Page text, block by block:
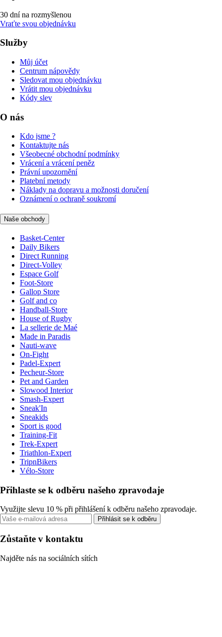
30 dní na rozmyšlenou
Vraťte svou objednávku
Služby
Můj účet
Centrum nápovědy
Sledovat mou objednávku
Vrátit mou objednávku
Kódy slev
O nás
Kdo jsme ?
Kontaktujte nás
Všeobecné obchodní podmínky
Vrácení a vrácení peněz
Právní upozornění
Platební metody
Náklady na dopravu a možnosti doručení
Oznámení o ochraně soukromí
Naše obchody
Basket-Center
Daily Bikers
Direct Running
Direct-Volley
Espace Golf
Foot-Store
Gallop Store
Golf and co
Handball-Store
House of Rugby
La sellerie de Maé
Made in Paradis
Nauti-wave
On-Fight
Padel-Expert
Pecheur-Store
Pet and Garden
Slowood Interior
Smash-Expert
Sneak'In
Sneakids
Sport is good
Training-Fit
Trek-Expert
Triathlon-Expert
TripnBikers
Vélo-Store
Přihlaste se k odběru našeho zpravodaje
Využijte slevu 10 % při přihlášení k odběru našeho zpravodaje.
Přihlásit se k odběru
Zůstaňte v kontaktu
Najděte nás na sociálních sítích